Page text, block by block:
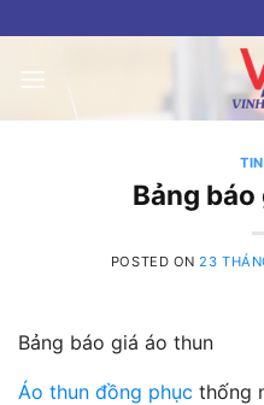
to
content
Bảng
POSTED ON 23
Bảng báo giá áo thun
Áo thun đồng phục thống